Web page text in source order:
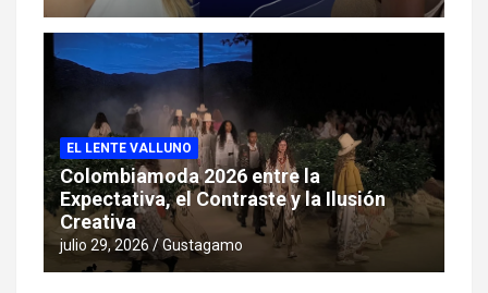
EL LENTE VALLUNO
Colombiamoda 2026 entre la
Expectativa, el Contraste y la Ilusión
Creativa
julio 29, 2026 Gustagamo